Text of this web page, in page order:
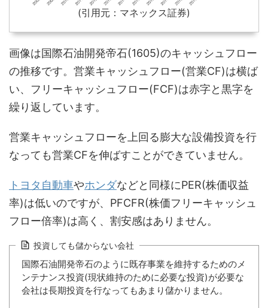
(引用元：マネックス証券)
画像は国際石油開発帝石(1605)のキャッシュフロー
の推移です。営業キャッシュフロー(営業CF)は横ば
い、フリーキャッシュフロー(FCF)は赤字と黒字を
繰り返しています。
営業キャッシュフローを上回る膨大な設備投資を行
なっても営業CFを伸ばすことができていません。
トヨタ自動車やホンダなどと同様にPER(株価収益
率)は低いのですが、PFCFR(株価フリーキャッシュ
フロー倍率)は高く、割安感はありません。
投資しても儲からない会社
国際石油開発帝石のように既存事業を維持するためのメ
ンテナンス投資(現状維持のために必要な投資)が必要な
会社は長期投資を行なってもあまり儲かりません。